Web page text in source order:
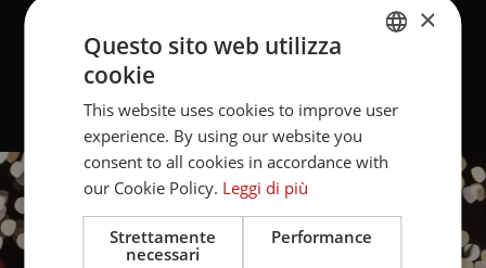
GERMAN
×
Questo sito web utilizza
cookie
This website uses cookies to improve user
experience. By using our website you
consent to all cookies in accordance with
our Cookie Policy. Leggi di più
Strettamente
necessari
Performance